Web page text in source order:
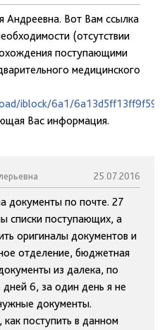
Андреевна. Вот Вам ссылка
(отсутствии
поступающими
медицинского
iblock/6a1/
Вас информация.
25.07.2016
документы по почте. 27
списки поступающих, а
оригиналы документов и
отделение, бюджетная
из далека, по
6, за один день я не
документы.
поступить в данном